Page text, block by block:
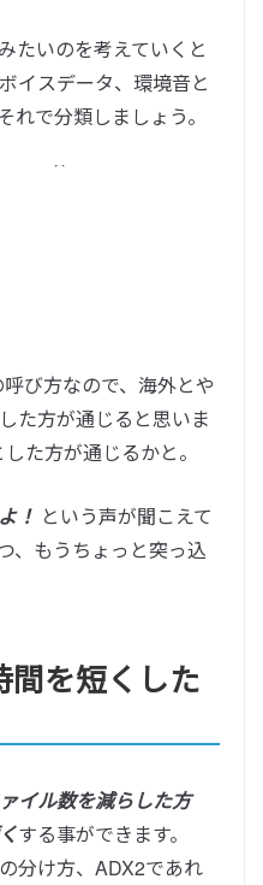
たいのを考えていくと
イスデータ、環境音と
れで分類しましょう。
び方なので、海外とや
た方が通じると思いま
た方が通じるかと。
！ という声が聞こえて
、もうちょっと突っ込
間を短くした
イル数を減らした方
する事ができます。
分け方、ADX2であれ